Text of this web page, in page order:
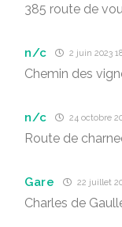
385 route de
n/c 2 juin 2023
Chemin des
n/c 24 octobre
Route de
Gare 22 juillet
Charles de